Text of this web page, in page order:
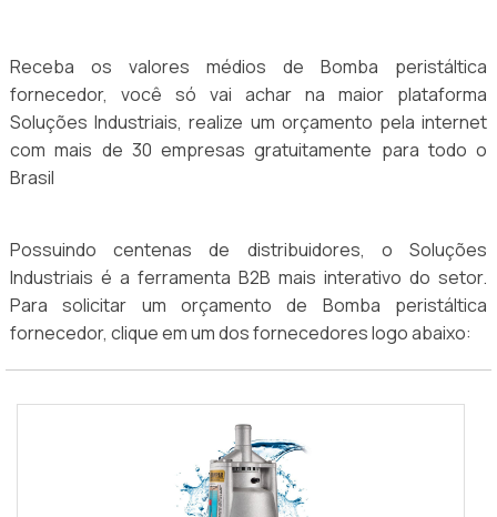
Receba os valores médios de Bomba peristáltica
fornecedor, você só vai achar na maior plataforma
Soluções Industriais, realize um orçamento pela internet
com mais de 30 empresas gratuitamente para todo o
Brasil
Possuindo centenas de distribuidores, o Soluções
Industriais é a ferramenta B2B mais interativo do setor.
Para solicitar um orçamento de Bomba peristáltica
fornecedor, clique em um dos fornecedores logo abaixo: